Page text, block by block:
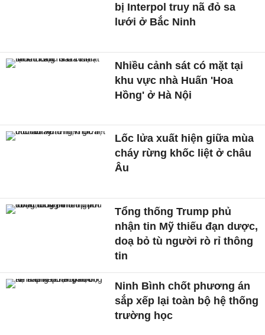
bị Interpol truy nã đỏ sa
lưới ở Bắc Ninh
Nhiều cảnh sát có mặt tại
khu vực nhà Huấn 'Hoa
Hồng' ở Hà Nội
Lốc lửa xuất hiện giữa mùa
cháy rừng khốc liệt ở châu
Âu
Tổng thống Trump phủ
nhận tin Mỹ thiếu đạn dược,
doạ bỏ tù người rò rỉ thông
tin
Ninh Bình chốt phương án
sắp xếp lại toàn bộ hệ thống
trường học